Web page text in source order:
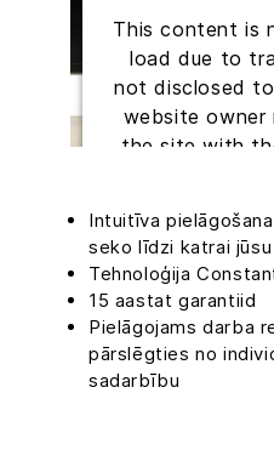
This content is
load due to
not disclosed
website owner
the site with
Powered by
Intuitīva
seko līdzi katrai
Tehnoloģija
15 aastat garantiid
Pielāgojams darba
pārslēgties no
sadarbību